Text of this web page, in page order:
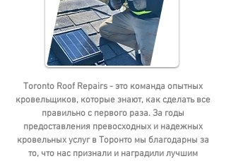
Toronto Roof Repairs - это команда опытных
кровельщиков, которые знают, как сделать все
правильно с первого раза.За годы
предоставления превосходных и надежных
кровельных услуг в Торонто мы благодарны за
то, что нас признали и наградили лучшим